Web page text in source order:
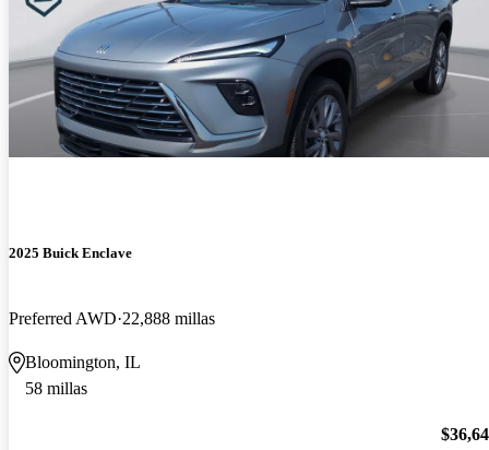
2025 Buick Enclave
Preferred AWD 22,888 millas
Bloomington, IL
58 millas